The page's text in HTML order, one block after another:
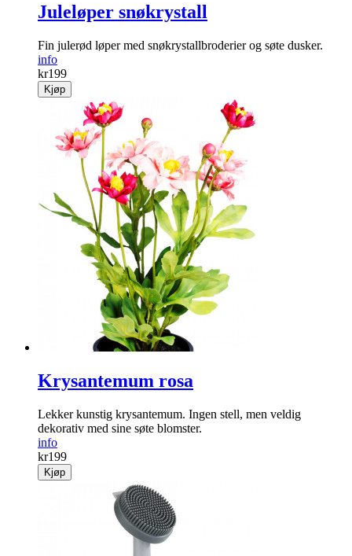
Juleløper snøkrystall
Fin julerød løper med snøkrystallbroderier og søte dusker.
info
kr199
Kjøp
Krysantemum rosa
Lekker kunstig krysantemum. Ingen stell, ­men veldig
dekorativ med sine søte blomster.
info
kr199
Kjøp